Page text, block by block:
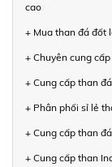
cao
+ Mua than đá đốt
+ Chuyên cung
+ Cung cấp than
+ Phân phối sỉ lẻ
+ Cung cấp than
+ Cung cấp than